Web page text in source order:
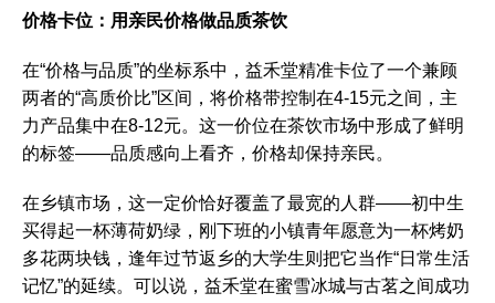
价格卡位：用亲民价格做品质茶饮
在“价格与品质”的坐标系中，益禾堂精准卡位了一个兼顾
两者的“高质价比”区间，将价格带控制在4-15元之间，主
力产品集中在8-12元。这一价位在茶饮市场中形成了鲜明
的标签——品质感向上看齐，价格却保持亲民。
在乡镇市场，这一定价恰好覆盖了最宽的人群——初中生
买得起一杯薄荷奶绿，刚下班的小镇青年愿意为一杯烤奶
多花两块钱，逢年过节返乡的大学生则把它当作“日常生活
记忆”的延续。可以说，益禾堂在蜜雪冰城与古茗之间成功